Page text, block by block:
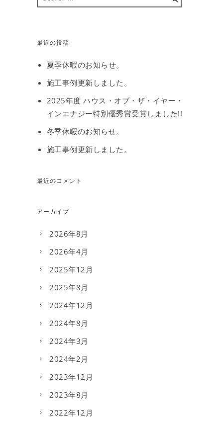
最近の投稿
夏季休暇のお知らせ。
施工事例更新しました。
2025年度 ハウス・オブ・ザ・イヤー・
インエナジー特別優秀賞受賞しました!!
冬季休暇のお知らせ。
施工事例更新しました。
最近のコメント
アーカイブ
2026年8月
2026年4月
2025年12月
2025年8月
2024年12月
2024年8月
2024年3月
2024年2月
2023年12月
2023年8月
2022年12月